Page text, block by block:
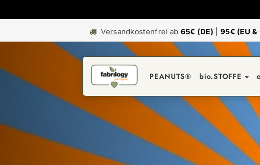
Versandkostenfrei ab 65€ (DE) 95€ (EU &
PEANUTS® bio.STOFFE